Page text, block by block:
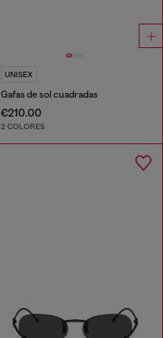
UNISEX
Gafas de sol cuadradas
€210.00
2 COLORES